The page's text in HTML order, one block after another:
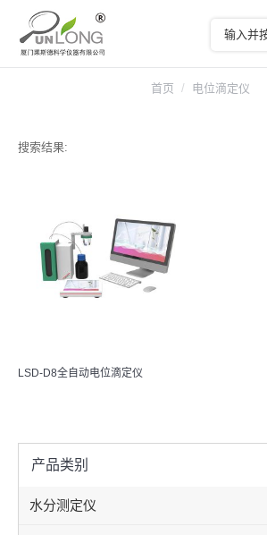
首页 电位滴定仪
搜索结果:
LSD-D8全自动电位滴定仪
产品类别
水分测定仪